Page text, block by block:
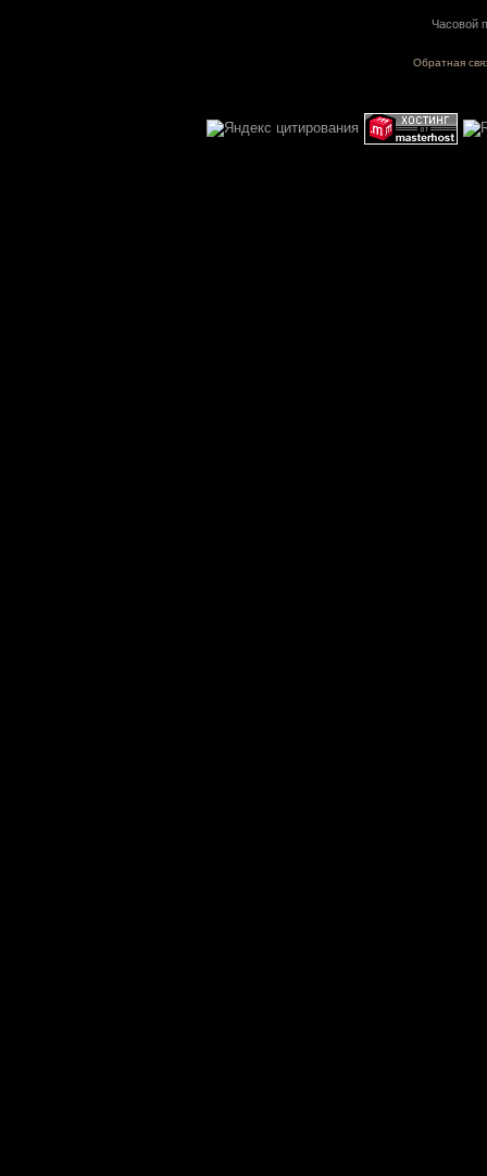
Часовой
Обратная